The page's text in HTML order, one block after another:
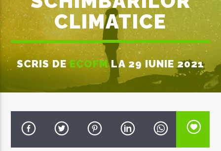
EcoFM Chisinau
CLIMATICE
SCRIS DEECOFMLA 29 IUNIE 2021